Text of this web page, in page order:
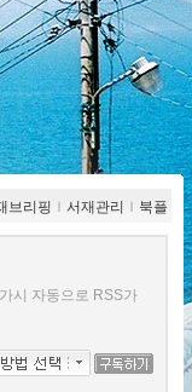
브리핑 ｌ 서재관리 ｌ 북플
시 자동으로 RSS가